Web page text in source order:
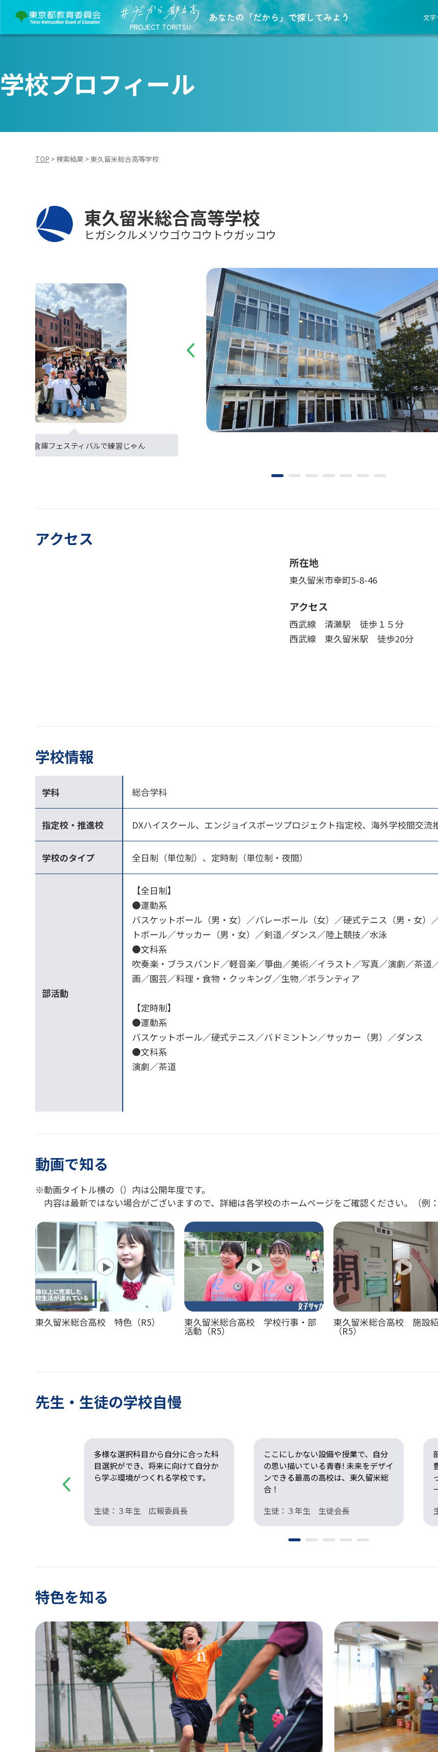
PROJECT TORITSU
あなたの「だから」で探してみよう 文字
学校プロフィール
TOP > 検索結果 >東久留米総合高等学校
東久留米総合高等学校
ヒガシクルメソウゴウコウトウガッコウ
Previous
赤レンガ倉庫フェスティバルで練習じゃん
アクセス
所在地
東久留米市幸町5-8-46
アクセス
西武線 清瀬駅 徒歩１５分
西武線 東久留米駅 徒歩20分
学校情報
学科 総合学科
指定校・推進校 DXハイスクール、エンジョイスポーツプロジェクト指定校、海外学校間交流
学校のタイプ 全日制（単位制）、定時制（単位制・夜間）
部活動
【全日制】
●運動系
バスケットボール（男・女）／バレーボール（女）／硬式テニス（男・女
トボール／サッカー（男・女）／剣道／ダンス／陸上競技／水泳
●文科系
吹奏楽・ブラスバンド／軽音楽／箏曲／美術／イラスト／写真／演劇／茶道
画／園芸／料理・食物・クッキング／生物／ボランティア
【定時制】
●運動系
バスケットボール／硬式テニス／バドミントン／サッカー（男）／ダンス
●文科系
演劇／茶道
動画で知る
動画タイトル横の（）内は公開年度です。
内容は最新ではない場合がございますので、詳細は各学校のホームページをご確認ください。（例
東久留米総合高校 特色（R5） 東久留米総合高校 学校行事・部
活動（R5）
東久留米総合高校 施設
（R5）
先生・生徒の学校自慢
Previous
多様な選択科目から自分に合った科
目選択ができ、将来に向けて自分か
ら学ぶ環境がつくれる学校です。
生徒：３年生 広報委員長
ここにしかない設備や授業で、自分
の思い描いている青春! 未来をデザイ
ンできる最高の高校は、東久留米総
合！
生徒：３年生 生徒会長
特色を知る